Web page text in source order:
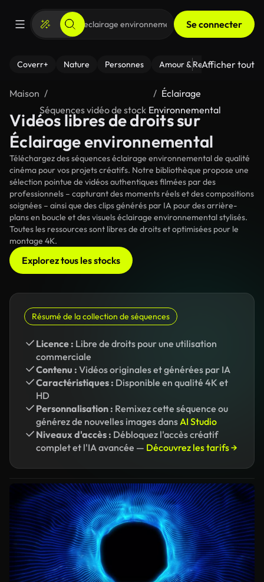
Se connecter
Coverr+ Nature Personnes Amour & Relations Le
Afficher tout
Maison
Séquences vidéo de stock
Éclairage
Environnemental
Vidéos libres de droits sur
Éclairage environnemental
Téléchargez des séquences éclairage environnemental de qualité
cinéma pour vos projets créatifs. Notre bibliothèque propose une
sélection pointue de vidéos authentiques filmées par des
professionnels – capturant des moments réels et des compositions
soignées – ainsi que des clips générés par IA pour des arrière-
plans en boucle et des visuels éclairage environnemental stylisés.
Toutes les ressources sont libres de droits et optimisées pour le
montage 4K.
Explorez tous les stocks
Résumé de la collection de séquences
Licence : Libre de droits pour une utilisation
commerciale
Contenu : Vidéos originales et générées par IA
Caractéristiques : Disponible en qualité 4K et
HD
Personnalisation : Remixez cette séquence ou
générez de nouvelles images dansAI Studio
Niveaux d'accès : Débloquez l'accès créatif
complet et l'IA avancée — Découvrez les tarifs →